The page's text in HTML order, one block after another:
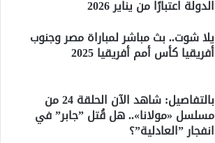
الدولة اعتبارًا من يناير 2026
يلا شوت.. بث مباشر لمباراة مصر وجنوب
أفريقيا كأس أمم أفريقيا 2025
بالتفاصيل: شاهد الآن الحلقة 24 من
مسلسل «مولانا».. هل قُتل ”جابر” في
انفجار ”العادلية”؟